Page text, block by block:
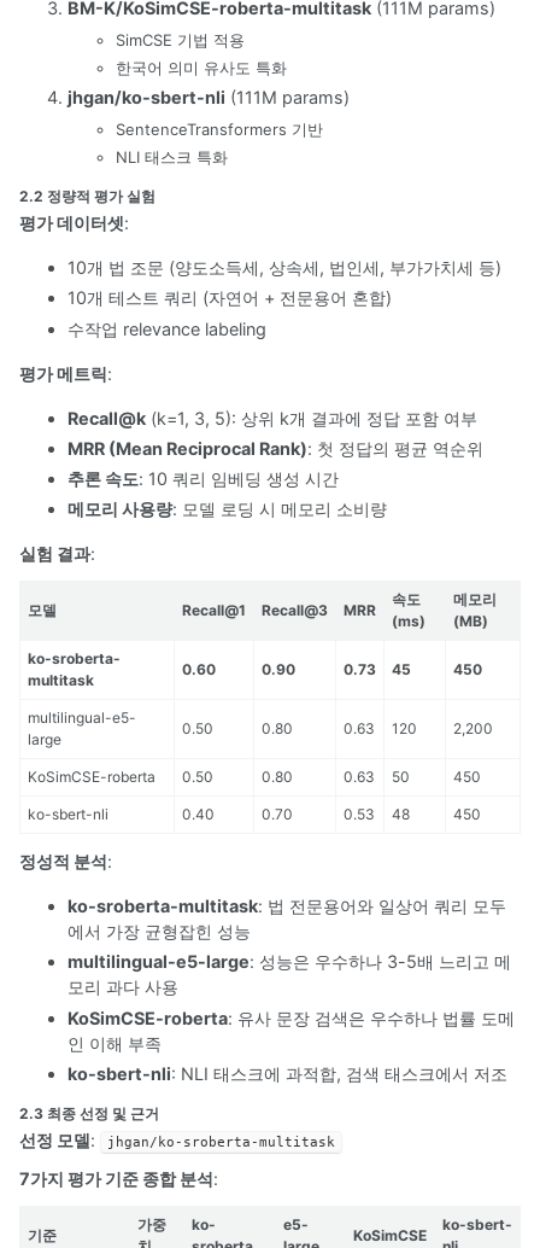
BM-K/KoSimCSE-roberta-multitask (111M params)
SimCSE 기법 적용
한국어 의미 유사도 특화
jhgan/ko-sbert-nli (111M params)
SentenceTransformers 기반
NLI 태스크 특화
2.2 정량적 평가 실험
평가 데이터셋:
10개 법 조문 (양도소득세, 상속세, 법인세, 부가가치세 등)
10개 테스트 쿼리 (자연어 + 전문용어 혼합)
수작업 relevance labeling
평가 메트릭:
Recall@k (k=1, 3, 5): 상위 k개 결과에 정답 포함 여부
MRR (Mean Reciprocal Rank): 첫 정답의 평균 역순위
추론 속도: 10 쿼리 임베딩 생성 시간
메모리 사용량: 모델 로딩 시 메모리 소비량
실험 결과:
모델 Recall@1 Recall@3 MRR
속도
(ms)
메모리
(MB)
ko-sroberta-
multitask
0.60 0.90 0.73 45 450
multilingual-e5-
large
0.50 0.80 0.63 120 2,200
KoSimCSE-roberta 0.50 0.80 0.63 50 450
ko-sbert-nli 0.40 0.70 0.53 48 450
정성적 분석:
ko-sroberta-multitask: 법 전문용어와 일상어 쿼리 모두
에서 가장 균형잡힌 성능
multilingual-e5-large: 성능은 우수하나 3-5배 느리고 메
모리 과다 사용
KoSimCSE-roberta: 유사 문장 검색은 우수하나 법률 도메
인 이해 부족
ko-sbert-nli: NLI 태스크에 과적합, 검색 태스크에서 저조
2.3 최종 선정 및 근거
선정 모델: jhgan/ko-sroberta-multitask
7가지 평가 기준 종합 분석:
기준
가중
ko-
e5-
KoSimCSE
ko-sbert-